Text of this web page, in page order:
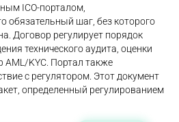
ICO-порталом,
обязательный шаг, без которого
Договор регулирует порядок
технического аудита, оценки
AML/KYC. Портал также
с регулятором. Этот документ
определенный регулированием